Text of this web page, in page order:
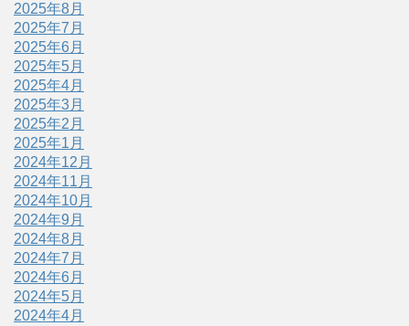
2025年8月
2025年7月
2025年6月
2025年5月
2025年4月
2025年3月
2025年2月
2025年1月
2024年12月
2024年11月
2024年10月
2024年9月
2024年8月
2024年7月
2024年6月
2024年5月
2024年4月